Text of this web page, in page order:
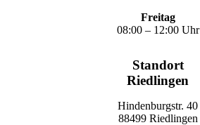
Freitag
08:00 – 12:00 Uhr
Standort
Riedlingen
Hindenburgstr. 40
88499 Riedlingen